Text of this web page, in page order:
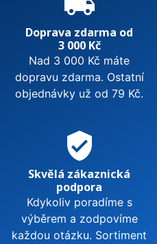
Doprava zdarma od
3 000 Kč
Nad 3 000 Kč máte
dopravu zdarma. Ostatní
objednávky už od 79 Kč.
verified_user
Skvělá zákaznická
podpora
Kdykoliv poradíme s
výběrem a zodpovíme
každou otázku. Sortiment